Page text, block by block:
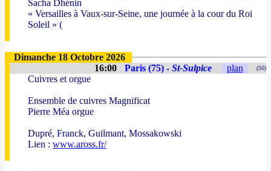
Sacha Dhénin
« Versailles à Vaux-sur-Seine, une journée à la cour du Roi
Soleil » (
Dimanche 18 Octobre 2026
16:00
Paris (75) - St-Sulpice plan (50)
Cuivres et orgue
Ensemble de cuivres Magnificat
Pierre Méa orgue
Dupré, Franck, Guilmant, Mossakowski
Lien : www.aross.fr/